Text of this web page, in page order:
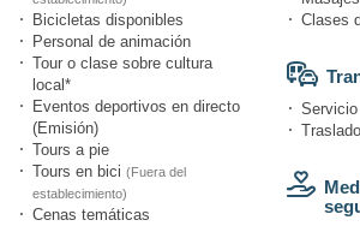
Bicicletas disponibles
Personal de animación
Tour o clase sobre cultura
local*
Eventos deportivos en directo
(Emisión)
Tours a pie
Tours en bici (Fuera del
establecimiento)
Cenas temáticas
Clases